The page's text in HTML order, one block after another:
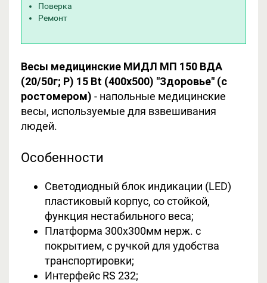
Поверка
Ремонт
Весы медицинские МИДЛ МП 150 ВДА
(20/50г; Р) 15 Bt (400х500) "Здоровье" (с
ростомером) - напольные медицинские
весы, используемые для взвешивания
людей.
Особенности
Светодиодный блок индикации (LED)
пластиковый корпус, со стойкой,
функция нестабильного веса;
Платформа 300х300мм нерж. с
покрытием, с ручкой для удобства
транспортировки;
Интерфейс RS 232;